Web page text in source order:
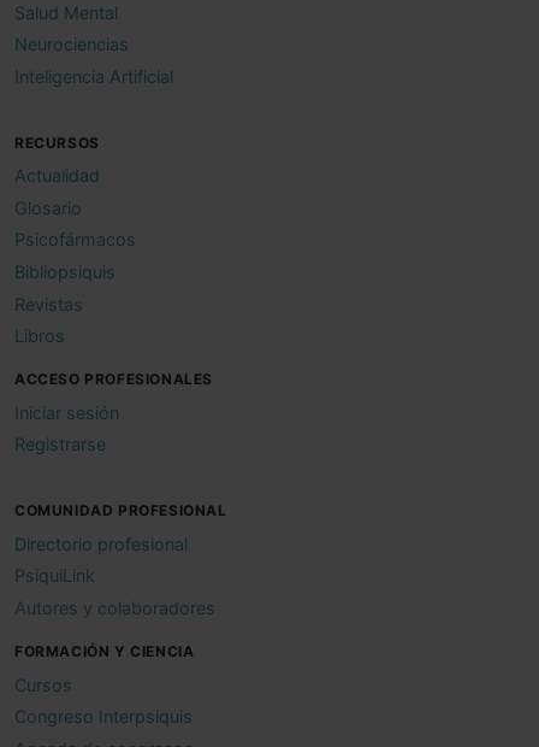
Salud Mental
Neurociencias
Inteligencia Artificial
RECURSOS
Actualidad
Glosario
Psicofármacos
Bibliopsiquis
Revistas
Libros
ACCESO PROFESIONALES
Iniciar sesión
Registrarse
COMUNIDAD PROFESIONAL
Directorio profesional
PsiquiLink
Autores y colaboradores
FORMACIÓN Y CIENCIA
Cursos
Congreso Interpsiquis